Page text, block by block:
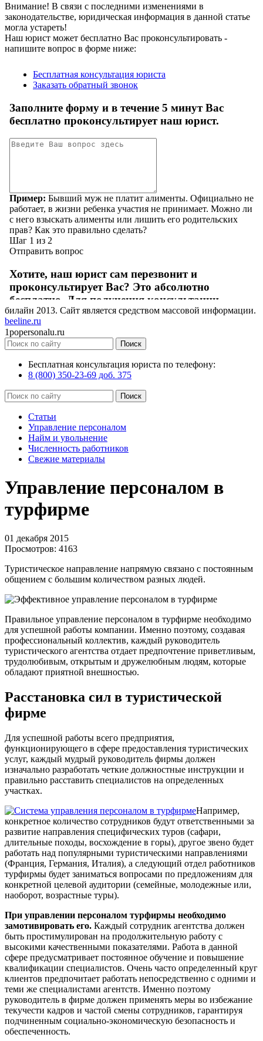
Внимание! В связи с последними изменениями в
законодательстве, юридическая информация в данной статье
могла устареть!
Наш юрист может бесплатно Вас проконсультировать -
напишите вопрос в форме ниже:
билайн 2013. Сайт является средством массовой информации.
beeline.ru
1popersonalu.ru
Бесплатная консультация юриста по телефону:
8 (800) 350-23-69 доб. 375
Статьи
Управление персоналом
Найм и увольнение
Численность работников
Свежие материалы
Управление персоналом в
турфирме
01 декабря 2015
Просмотров: 4163
Туристическое направление напрямую связано с постоянным
общением с большим количеством разных людей.
Правильное управление персоналом в турфирме необходимо
для успешной работы компании. Именно поэтому, создавая
профессиональный коллектив, каждый руководитель
туристического агентства отдает предпочтение приветливым,
трудолюбивым, открытым и дружелюбным людям, которые
обладают приятной внешностью.
Расстановка сил в туристической
фирме
Для успешной работы всего предприятия,
функционирующего в сфере предоставления туристических
услуг, каждый мудрый руководитель фирмы должен
изначально разработать четкие должностные инструкции и
правильно расставить специалистов на определенных
участках.
Например,
конкретное количество сотрудников будут ответственными за
развитие направления специфических туров (сафари,
длительные походы, восхождение в горы), другое звено будет
работать над популярными туристическими направлениями
(Франция, Германия, Италия), а следующий отдел работников
турфирмы будет заниматься вопросами по предложениям для
конкретной целевой аудитории (семейные, молодежные или,
наоборот, возрастные туры).
При управлении персоналом турфирмы необходимо
замотивировать его. Каждый сотрудник агентства должен
быть простимулирован на продолжительную работу с
высокими качественными показателями. Работа в данной
сфере предусматривает постоянное обучение и повышение
квалификации специалистов. Очень часто определенный круг
клиентов предпочитает работать непосредственно с одними и
теми же специалистами агентств. Именно поэтому
руководитель в фирме должен применять меры во избежание
текучести кадров и частой смены сотрудников, гарантируя
подчиненным социально-экономическую безопасность и
обеспеченность.